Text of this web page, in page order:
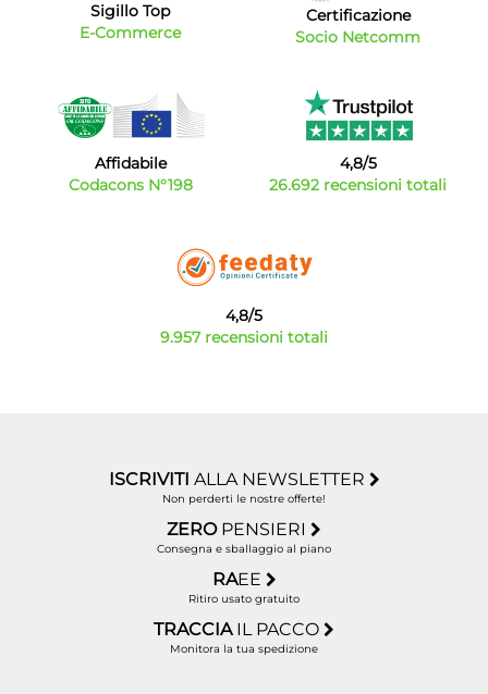
Sigillo Top
E-Commerce
Certificazione
Socio Netcomm
Affidabile
Codacons N°198
4,8/5
26.692 recensioni totali
4,8/5
9.957 recensioni totali
ISCRIVITI ALLA NEWSLETTER
Non perderti le nostre offerte!
ZERO PENSIERI
Consegna e sballaggio al piano
RAEE
Ritiro usato gratuito
TRACCIA IL PACCO
Monitora la tua spedizione